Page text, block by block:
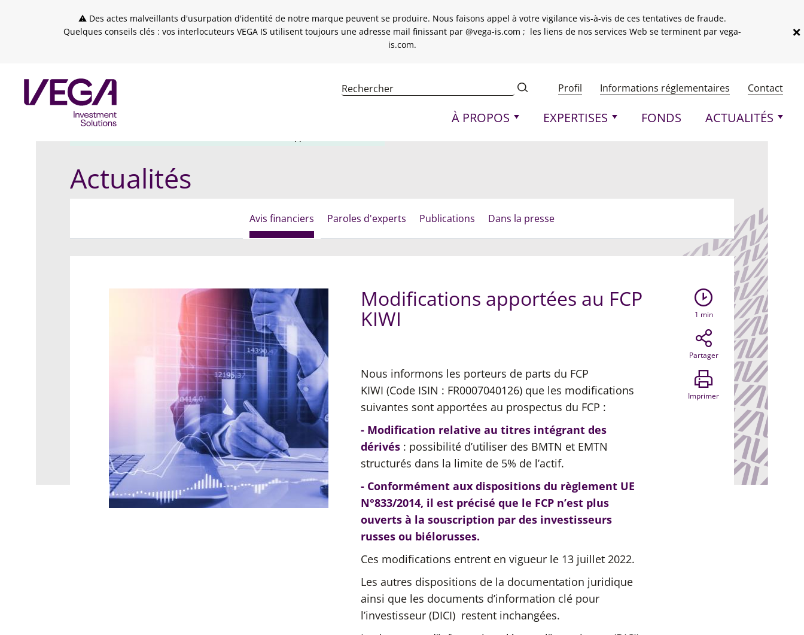
⚠ Des actes malveillants d'usurpation d'identité de notre marque peuvent se produire. Nous faisons appel à votre vigilance vis-à-vis de ces tentatives de fraude.
Quelques conseils clés : vos interlocuteurs VEGA IS utilisent toujours une adresse mail finissant par @vega-is.com ; les liens de nos services Web se terminent par vega-
is.com.
×
Profil Menu header
Informations réglementaires Contact
Navigation principale
À PROPOS EXPERTISES FONDS ACTUALITÉS
Actualités
Avis financiers Paroles d'experts Publications Dans la presse
Modifications apportées au FCP
KIWI
Nous informons les porteurs de parts du FCP
KIWI (Code ISIN : FR0007040126) que les modifications
suivantes sont apportées au prospectus du FCP :
- Modification relative au titres intégrant des
dérivés: possibilité d’utiliser des BMTN et EMTN
structurés dans la limite de 5% de l’actif.
- Conformément aux dispositions du règlement UE
N°833/2014, il est précisé que le FCP n’est plus
ouverts à la souscription par des investisseurs
russes ou biélorusses.
Ces modifications entrent en vigueur le 13 juillet 2022.
Les autres dispositions de la documentation juridique
ainsi que les documents d’information clé pour
l’investisseur (DICI) restent inchangées.
1 min
Partager
Imprimer